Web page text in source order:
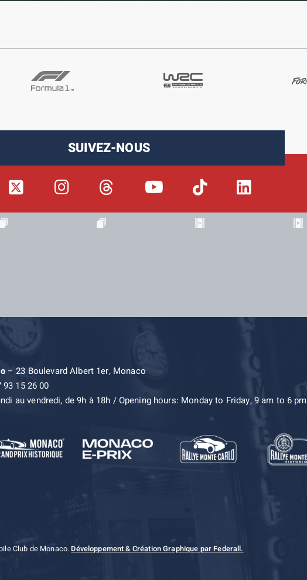
SUIVEZ-NOUS
– 23 Boulevard Albert 1er, Monaco
15 26 00
au vendredi, de 9h à 18h / Opening hours: Monday to Friday, 9 am to 6 pm
Club de Monaco.Développement & Création Graphique par Federall.